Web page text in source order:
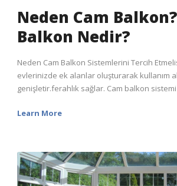
Neden Cam
Balkon Nedir?
Neden Cam Balkon Sistemlerini Tercih
evlerinizde ek alanlar oluşturarak kullanım
genişletir.ferahlık sağlar. Cam balkon
Learn More